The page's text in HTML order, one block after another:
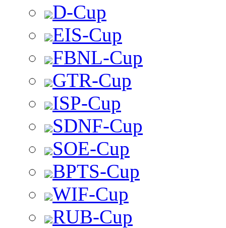
D-Cup
EIS-Cup
FBNL-Cup
GTR-Cup
ISP-Cup
SDNF-Cup
SOE-Cup
BPTS-Cup
WIF-Cup
RUB-Cup